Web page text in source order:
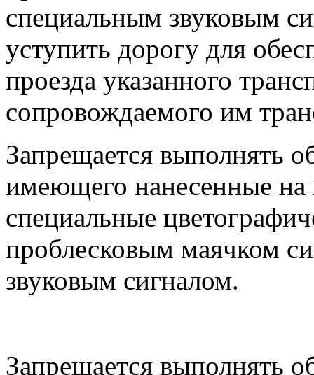
специальным звуковым
уступить дорогу для
проезда указанного
сопровождаемого им
Запрещается выполнять
имеющего нанесенные
специальные
проблесковым маячком
звуковым сигналом.
Запрещается выполнять